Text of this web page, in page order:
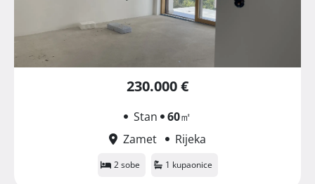
230.000 €
Stan 60㎡
Zamet
Rijeka
2 sobe 1 kupaonice